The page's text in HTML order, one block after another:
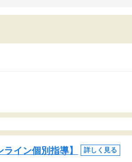
イン個別指導】 詳しく見る